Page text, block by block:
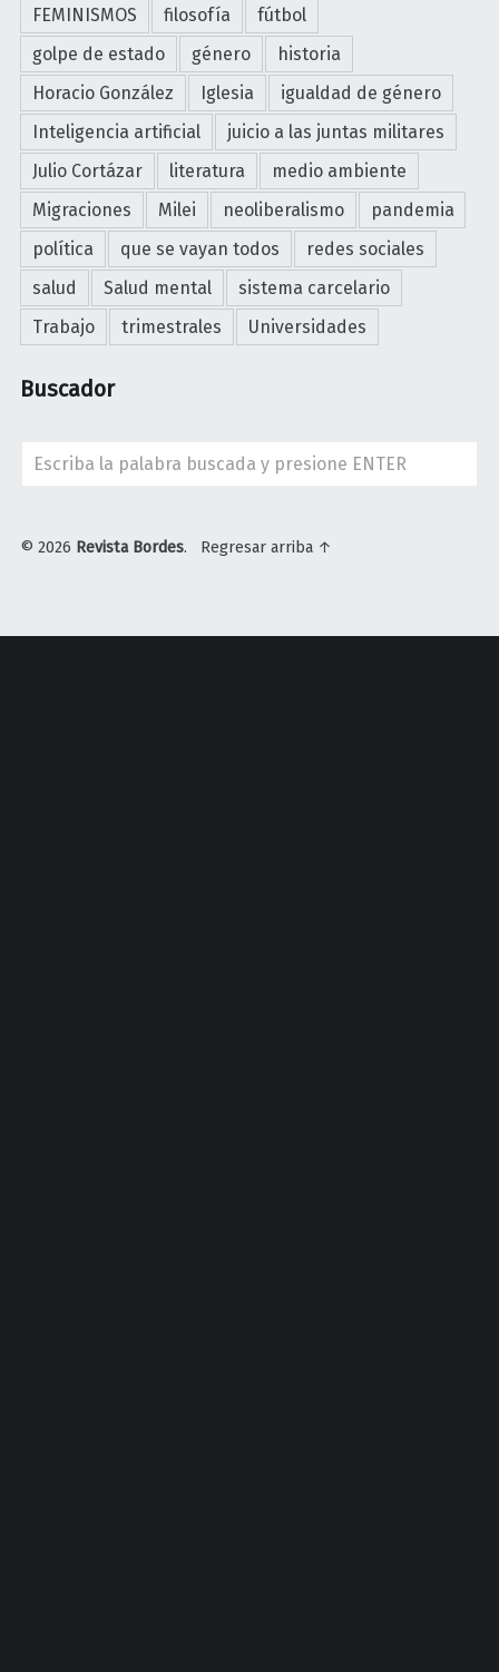
FEMINISMOS
filosofía
fútbol
golpe de estado
género
historia
Horacio González
Iglesia
igualdad de género
Inteligencia artificial
juicio a las juntas militares
Julio Cortázar
literatura
medio ambiente
Migraciones
Milei neoliberalismo
pandemia
política
que se vayan todos
redes sociales
salud
Salud mental
sistema carcelario
Trabajo
trimestrales Universidades
Buscador
Search
© 2026 Revista Bordes. Regresar arriba ↑